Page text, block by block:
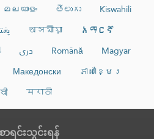
മലയാളം తెలుగు
Kiswahili
অসমীয়া
አማርኛ
دری Română
Magyar
Македонски
ភាសាខ្មែរ
मराठी
ရင်းသွင်းရန်